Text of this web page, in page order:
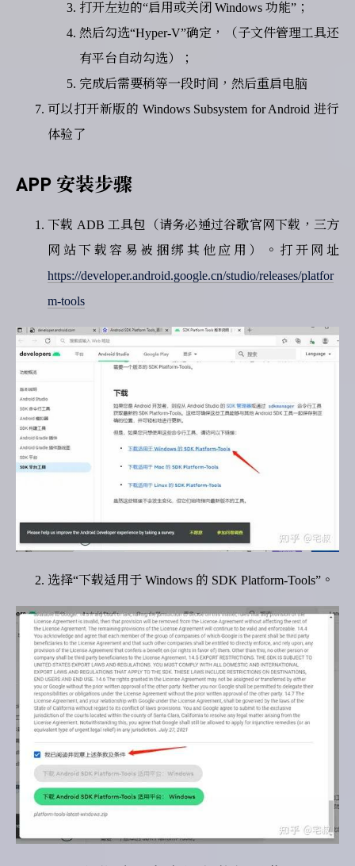
打开左边的“启用或关闭 Windows 功能”；
然后勾选“Hyper-V”确定，（子文件管理工具还
有平台自动勾选）；
完成后需要稍等一段时间，然后重启电脑
可以打开新版的 Windows Subsystem for Android 进行
体验了
APP 安装步骤
下载 ADB 工具包（请务必通过谷歌官网下载，三方
网站下载容易被捆绑其他应用）。打开网址
https://developer.android.google.cn/studio/releases/platfor
m-tools
选择“下载适用于 Windows 的 SDK Platform-Tools”。